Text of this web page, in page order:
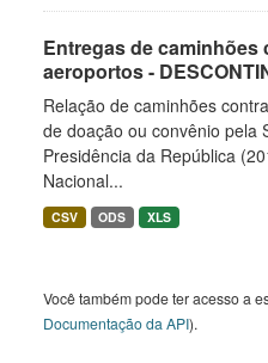
Entregas de
aeroportos -
Relação de caminhões
de doação ou convênio pela
Presidência da República
Nacional...
CSV ODS XLS
Você também pode ter acesso a
Documentação da API).